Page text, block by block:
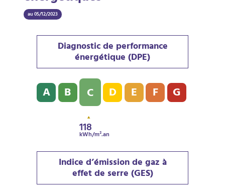
au 05/12/2023
Diagnostic de performance
énergétique (DPE)
Diagnostic de performance énergétique (DPE) : C -
A B C
118
kWh/m².an
D E F G
Indice d’émission de gaz à
effet de serre (GES)